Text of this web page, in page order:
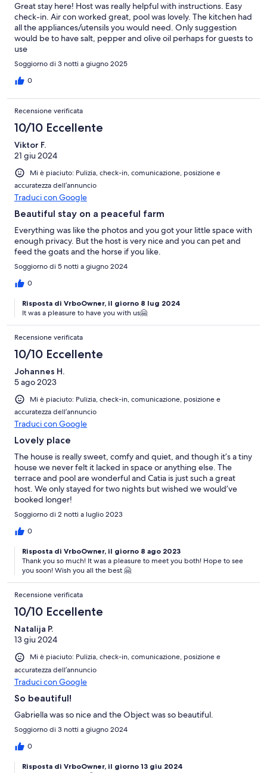
Great stay here! Host was really helpful with instructions. Easy
check-in. Air con worked great, pool was lovely. The kitchen had
all the appliances/utensils you would need. Only suggestion
would be to have salt, pepper and olive oil perhaps for guests to
use
Soggiorno di 3 notti a giugno 2025
0
Recensione verificata
10/10 Eccellente
Viktor F.
21 giu 2024
Mi è piaciuto: Pulizia, check-in, comunicazione, posizione e
accuratezza dell’annuncio
Traduci con Google
Beautiful stay on a peaceful farm
Everything was like the photos and you got your little space with
enough privacy. But the host is very nice and you can pet and
feed the goats and the horse if you like.
Soggiorno di 5 notti a giugno 2024
0
Risposta di VrboOwner, il giorno 8 lug 2024
It was a pleasure to have you with us🤗
Recensione verificata
10/10 Eccellente
Johannes H.
5 ago 2023
Mi è piaciuto: Pulizia, check-in, comunicazione, posizione e
accuratezza dell’annuncio
Traduci con Google
Lovely place
The house is really sweet, comfy and quiet, and though it’s a tiny
house we never felt it lacked in space or anything else. The
terrace and pool are wonderful and Catia is just such a great
host. We only stayed for two nights but wished we would’ve
booked longer!
Soggiorno di 2 notti a luglio 2023
0
Risposta di VrboOwner, il giorno 8 ago 2023
Thank you so much! It was a pleasure to meet you both! Hope to see
you soon! Wish you all the best 🤗
Recensione verificata
10/10 Eccellente
Natalija P.
13 giu 2024
Mi è piaciuto: Pulizia, check-in, comunicazione, posizione e
accuratezza dell’annuncio
Traduci con Google
So beautiful!
Gabriella was so nice and the Object was so beautiful.
Soggiorno di 3 notti a giugno 2024
0
Risposta di VrboOwner, il giorno 13 giu 2024